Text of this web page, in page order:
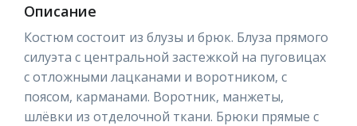
Описание
Костюм состоит из блузы и брюк. Блуза прямого
силуэта с центральной застежкой на пуговицах
с отложными лацканами и воротником, с
поясом, карманами. Воротник, манжеты,
шлёвки из отделочной ткани. Брюки прямые с